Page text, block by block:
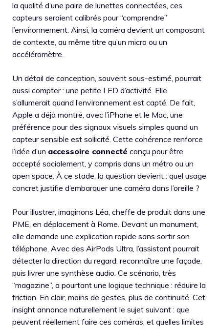
la qualité d’une paire de lunettes connectées, ces
capteurs seraient calibrés pour “comprendre”
l’environnement. Ainsi, la caméra devient un composant
de contexte, au même titre qu’un micro ou un
accéléromètre.
Un détail de conception, souvent sous-estimé, pourrait
aussi compter : une petite LED d’activité. Elle
s’allumerait quand l’environnement est capté. De fait,
Apple a déjà montré, avec l’iPhone et le Mac, une
préférence pour des signaux visuels simples quand un
capteur sensible est sollicité. Cette cohérence renforce
l’idée d’un accessoire connecté conçu pour être
accepté socialement, y compris dans un métro ou un
open space. À ce stade, la question devient : quel usage
concret justifie d’embarquer une caméra dans l’oreille ?
Pour illustrer, imaginons Léa, cheffe de produit dans une
PME, en déplacement à Rome. Devant un monument,
elle demande une explication rapide sans sortir son
téléphone. Avec des AirPods Ultra, l’assistant pourrait
détecter la direction du regard, reconnaître une façade,
puis livrer une synthèse audio. Ce scénario, très
“magazine”, a pourtant une logique technique : réduire la
friction. En clair, moins de gestes, plus de continuité. Cet
insight annonce naturellement le sujet suivant : que
peuvent réellement faire ces caméras, et quelles limites